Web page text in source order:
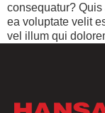
consequatur?
ea voluptate velit
vel illum qui